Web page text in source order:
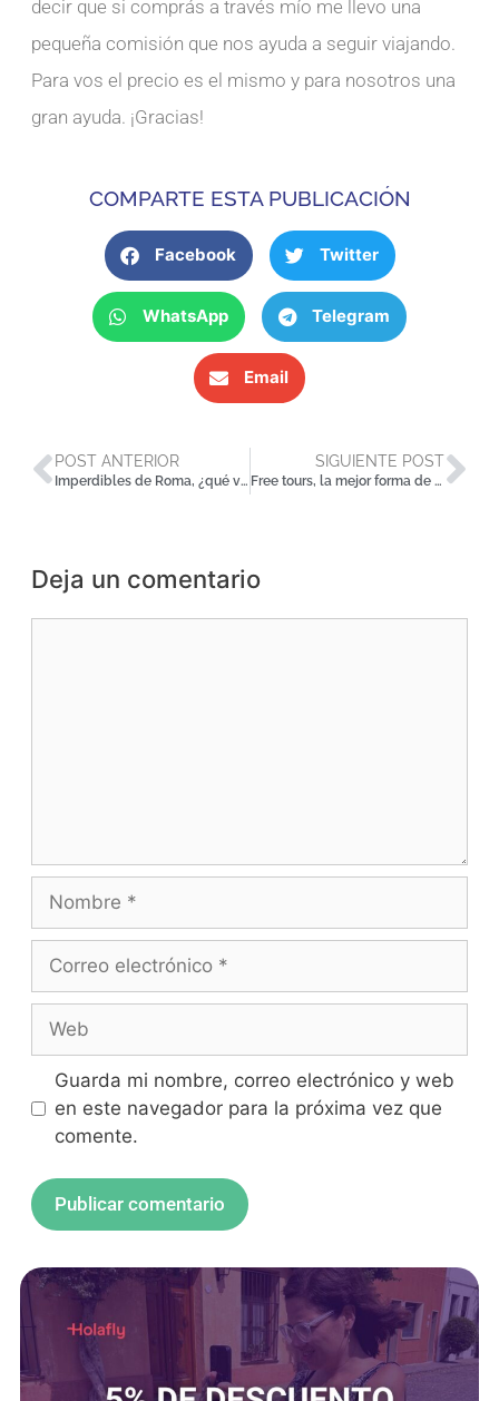
decir que si comprás a través mío me llevo una
pequeña comisión que nos ayuda a seguir viajando.
Para vos el precio es el mismo y para nosotros una
gran ayuda. ¡Gracias!
COMPARTE ESTA PUBLICACIÓN
Facebook Twitter
WhatsApp Telegram
Email
POST ANTERIOR
Imperdibles de Roma, ¿qué ver en la ciudad eterna?
SIGUIENTE POST
Free tours, la mejor forma de conocer una ciudad
Deja un comentario
Guarda mi nombre, correo electrónico y web
en este navegador para la próxima vez que
comente.